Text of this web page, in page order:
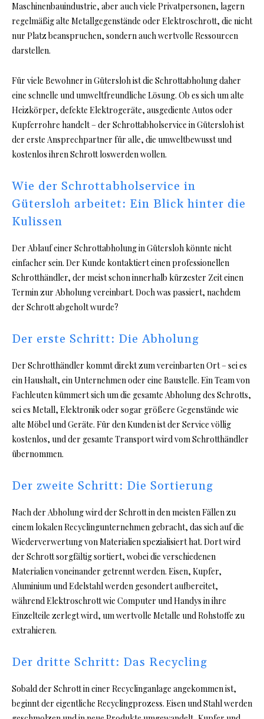
Maschinenbauindustrie, aber auch viele Privatpersonen, lagern
regelmäßig alte Metallgegenstände oder Elektroschrott, die nicht
nur Platz beanspruchen, sondern auch wertvolle Ressourcen
darstellen.
Für viele Bewohner in Gütersloh ist die Schrottabholung daher
eine schnelle und umweltfreundliche Lösung. Ob es sich um alte
Heizkörper, defekte Elektrogeräte, ausgediente Autos oder
Kupferrohre handelt – der Schrottabholservice in Gütersloh ist
der erste Ansprechpartner für alle, die umweltbewusst und
kostenlos ihren Schrott loswerden wollen.
Wie der Schrottabholservice in
Gütersloh arbeitet: Ein Blick hinter die
Kulissen
Der Ablauf einer Schrottabholung in Gütersloh könnte nicht
einfacher sein. Der Kunde kontaktiert einen professionellen
Schrotthändler, der meist schon innerhalb kürzester Zeit einen
Termin zur Abholung vereinbart. Doch was passiert, nachdem
der Schrott abgeholt wurde?
Der erste Schritt: Die Abholung
Der Schrotthändler kommt direkt zum vereinbarten Ort – sei es
ein Haushalt, ein Unternehmen oder eine Baustelle. Ein Team von
Fachleuten kümmert sich um die gesamte Abholung des Schrotts,
sei es Metall, Elektronik oder sogar größere Gegenstände wie
alte Möbel und Geräte. Für den Kunden ist der Service völlig
kostenlos, und der gesamte Transport wird vom Schrotthändler
übernommen.
Der zweite Schritt: Die Sortierung
Nach der Abholung wird der Schrott in den meisten Fällen zu
einem lokalen Recyclingunternehmen gebracht, das sich auf die
Wiederverwertung von Materialien spezialisiert hat. Dort wird
der Schrott sorgfältig sortiert, wobei die verschiedenen
Materialien voneinander getrennt werden. Eisen, Kupfer,
Aluminium und Edelstahl werden gesondert aufbereitet,
während Elektroschrott wie Computer und Handys in ihre
Einzelteile zerlegt wird, um wertvolle Metalle und Rohstoffe zu
extrahieren.
Der dritte Schritt: Das Recycling
Sobald der Schrott in einer Recyclinganlage angekommen ist,
beginnt der eigentliche Recyclingprozess. Eisen und Stahl werden